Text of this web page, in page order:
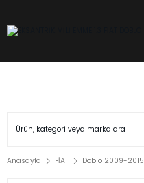
Anasayfa FİAT Doblo 2009-2015